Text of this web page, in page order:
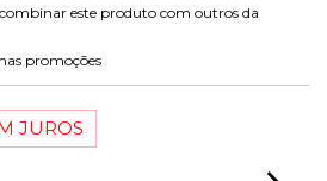
este produto com outros da
promoções
JUROS